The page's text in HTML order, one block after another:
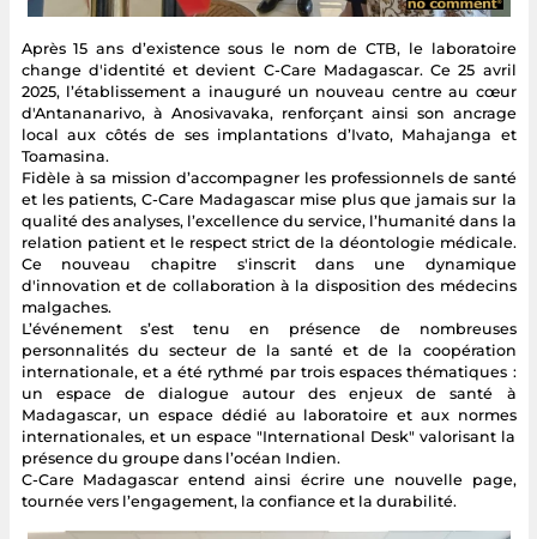
Après 15 ans d’existence sous le nom de CTB, le laboratoire
change d'identité et devient C-Care Madagascar. Ce 25 avril
2025, l’établissement a inauguré un nouveau centre au cœur
d'Antananarivo, à Anosivavaka, renforçant ainsi son ancrage
local aux côtés de ses implantations d’Ivato, Mahajanga et
Toamasina.
Fidèle à sa mission d’accompagner les professionnels de santé
et les patients, C-Care Madagascar mise plus que jamais sur la
qualité des analyses, l’excellence du service, l’humanité dans la
relation patient et le respect strict de la déontologie médicale.
Ce nouveau chapitre s'inscrit dans une dynamique
d'innovation et de collaboration à la disposition des médecins
malgaches.
L’événement s’est tenu en présence de nombreuses
personnalités du secteur de la santé et de la coopération
internationale, et a été rythmé par trois espaces thématiques :
un espace de dialogue autour des enjeux de santé à
Madagascar, un espace dédié au laboratoire et aux normes
internationales, et un espace "International Desk" valorisant la
présence du groupe dans l’océan Indien.
C-Care Madagascar entend ainsi écrire une nouvelle page,
tournée vers l’engagement, la confiance et la durabilité.